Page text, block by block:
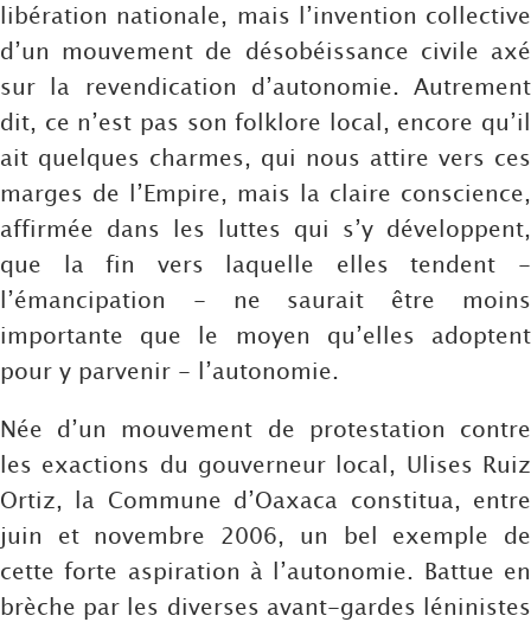
libération nationale, mais l’invention collective
d’un mouvement de désobéissance civile axé
sur la revendication d’autonomie. Autrement
dit, ce n’est pas son folklore local, encore qu’il
ait quelques charmes, qui nous attire vers ces
marges de l’Empire, mais la claire conscience,
affirmée dans les luttes qui s’y développent,
que la fin vers laquelle elles tendent -
l’émancipation - ne saurait être moins
importante que le moyen qu’elles adoptent
pour y parvenir - l’autonomie.
Née d’un mouvement de protestation contre
les exactions du gouverneur local, Ulises Ruiz
Ortiz, la Commune d’Oaxaca constitua, entre
juin et novembre 2006, un bel exemple de
cette forte aspiration à l’autonomie. Battue en
brèche par les diverses avant-gardes léninistes